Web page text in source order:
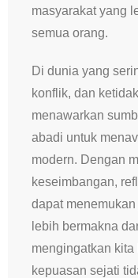
masyarakat yang
semua orang.
Di dunia yang
konflik, dan
menawarkan
abadi untuk
modern. Dengan
keseimbangan,
dapat
lebih bermakna
mengingatkan
kepuasan sejati